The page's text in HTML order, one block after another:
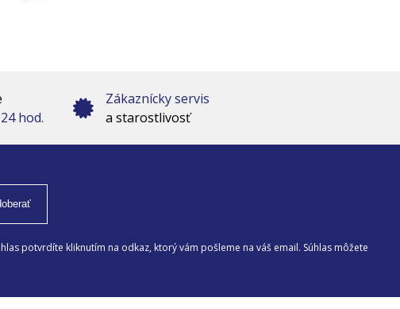
hod.
Zákaznícky servis
a starostlivosť
potvrdíte kliknutím na odkaz, ktorý vám pošleme na váš email. Súhlas môžete